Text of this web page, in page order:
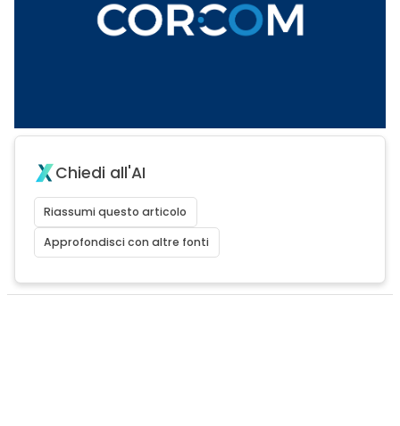
Chiedi all'AI
Riassumi questo articolo
Approfondisci con altre fonti